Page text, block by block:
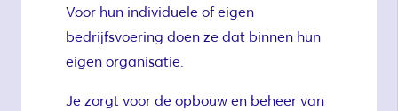
Voor hun individuele of eigen
bedrijfsvoering doen ze dat binnen hun
eigen organisatie.
Je zorgt voor de opbouw en beheer van